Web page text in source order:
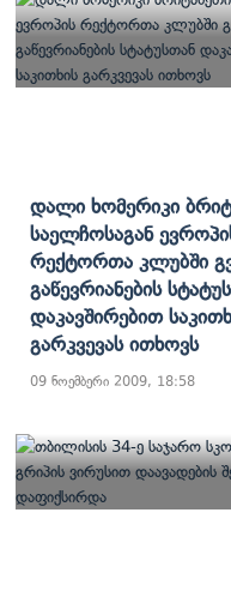
Დალი Ხომერიკი
Საელჩოსაგან
Რექტორთა Კლუბში
Გაწევრიანების
Დაკავშირებით
Გარკვევას Ითხოვს
09 ნოემბერი 2009, 18:58